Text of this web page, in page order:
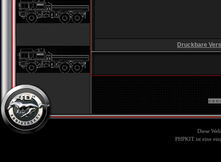
Druckbare
Diese
PHPKIT ist eine